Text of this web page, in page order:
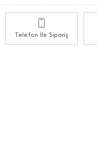
Telefon İle Sipariş